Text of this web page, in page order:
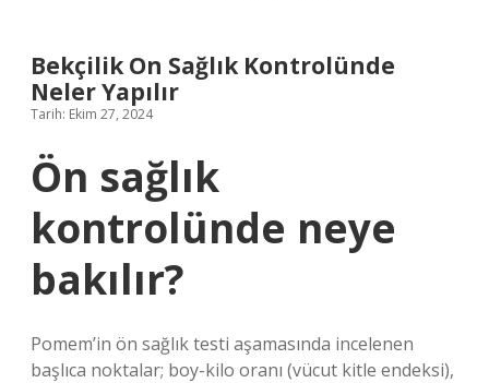
Bekçilik On Sağlık Kontrolünde
Neler Yapılır
Tarih: Ekim 27, 2024
Ön sağlık
kontrolünde neye
bakılır?
Pomem’in ön sağlık testi aşamasında incelenen
başlıca noktalar; boy-kilo oranı (vücut kitle endeksi),